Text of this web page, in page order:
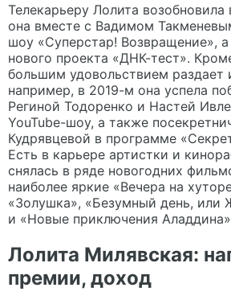
Телекарьеру Лолита
она вместе с Вадимом
шоу «Суперстар! Возвращение»,
нового проекта «ДНК-тест».
большим удовольствием раздает
например, в 2019-м она успела
Региной Тодоренко и Настей
YouTube-шоу, а также
Кудрявцевой в программе
Есть в карьере артистки и
снялась в ряде новогодних
наиболее яркие «Вечера на
«Золушка», «Безумный день, или
и «Новые приключения
Лолита Милявская:
премии, доход